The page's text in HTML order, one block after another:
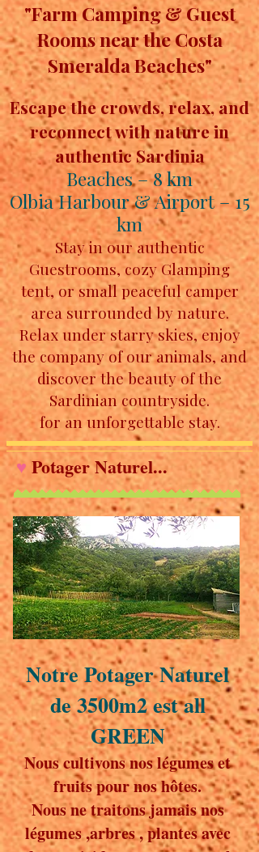
"Farm Camping & Guest
Rooms near the Costa
Smeralda Beaches"
Escape the crowds, relax, and
reconnect with nature in
authentic Sardinia
Beaches – 8 km
Olbia Harbour & Airport – 15
km
Stay in our authentic
Guestrooms, cozy Glamping
tent, or small peaceful camper
area surrounded by nature.
Relax under starry skies, enjoy
the company of our animals, and
discover the beauty of the
Sardinian countryside.
for an unforgettable stay.
♥ Potager Naturel...
Notre Potager Naturel
de 3500m2 est all
GREEN
Nous cultivons nos légumes et
fruits pour nos hôtes.
Nous ne traitons jamais nos
légumes ,arbres , plantes avec